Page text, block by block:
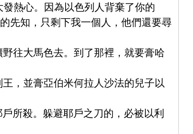
熱心。因為以色列人背棄了你的
先知，只剩下我一個人，他們還要尋
往大馬色去。到了那裡，就要膏哈
，並膏亞伯米何拉人沙法的兒子以
所殺。躲避耶戶之刀的，必被以利